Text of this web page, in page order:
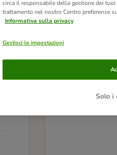
circa il responsabile della gestione dei
trattamento nel nostro Centro preferenze
Informativa sulla privacy
Gestisci le impostazioni
Solo i